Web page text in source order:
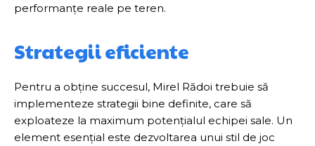
performanțe reale pe teren.
Strategii eficiente
Pentru a obține succesul, Mirel Rădoi trebuie să
implementeze strategii bine definite, care să
exploateze la maximum potențialul echipei sale. Un
element esențial este dezvoltarea unui stil de joc